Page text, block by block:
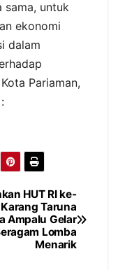
sama, untuk
ekonomi
dalam
Pariaman,
HUT RI ke-
Karang Taruna
Ampalu Gelar
Lomba
Menarik